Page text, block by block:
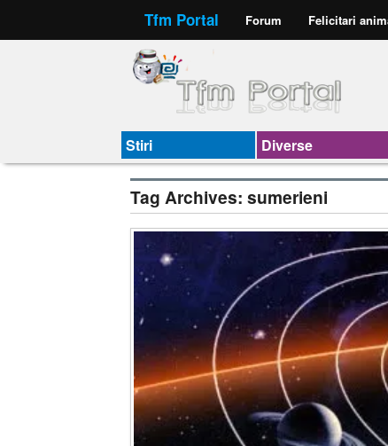
Tfm Portal Forum Felicitari
Stiri Diverse
Tag Archives: sumerieni